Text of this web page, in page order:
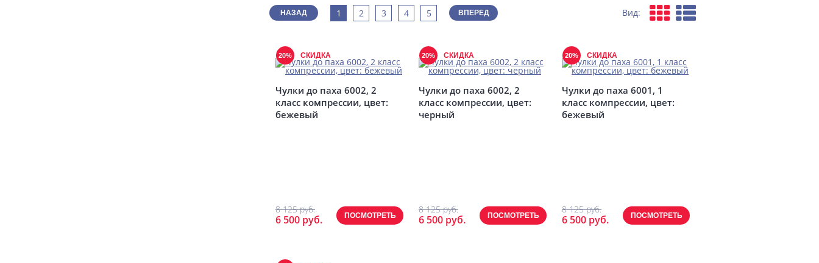
НАЗАД 1 2 3 4 5 ВПЕРЕД Вид:
20% СКИДКА
Чулки до паха 6002, 2
класс компрессии, цвет:
бежевый
8 125 руб.
6 500 руб. ПОСМОТРЕТЬ
20% СКИДКА
Чулки до паха 6002, 2
класс компрессии, цвет:
черный
8 125 руб.
6 500 руб. ПОСМОТРЕТЬ
20% СКИДКА
Чулки до паха 6001, 1
класс компрессии, цвет:
бежевый
8 125 руб.
6 500 руб. ПОСМОТРЕТЬ